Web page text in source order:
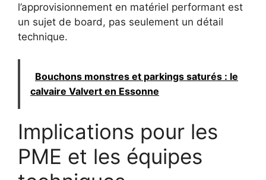
l’approvisionnement en matériel performant est
un sujet de board, pas seulement un détail
technique.
Bouchons monstres et parkings saturés : le
calvaire Valvert en Essonne
Implications pour les
PME et les équipes